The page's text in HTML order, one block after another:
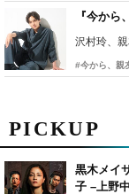
PICKUP
黒木メイ
子 –上野
『今か
沢村玲、
#今から、親